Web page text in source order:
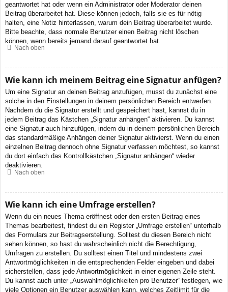
geantwortet hat oder wenn ein Administrator oder Moderator deinen
Beitrag überarbeitet hat. Diese können jedoch, falls sie es für nötig
halten, eine Notiz hinterlassen, warum dein Beitrag überarbeitet wurde.
Bitte beachte, dass normale Benutzer einen Beitrag nicht löschen
können, wenn bereits jemand darauf geantwortet hat.
Nach oben
Wie kann ich meinem Beitrag eine Signatur anfügen?
Um eine Signatur an deinen Beitrag anzufügen, musst du zunächst eine
solche in den Einstellungen in deinem persönlichen Bereich entwerfen.
Nachdem du die Signatur erstellt und gespeichert hast, kannst du in
jedem Beitrag das Kästchen „Signatur anhängen“ aktivieren. Du kannst
eine Signatur auch hinzufügen, indem du in deinem persönlichen Bereich
das standardmäßige Anhängen deiner Signatur aktivierst. Wenn du einen
einzelnen Beitrag dennoch ohne Signatur verfassen möchtest, so kannst
du dort einfach das Kontrollkästchen „Signatur anhängen“ wieder
deaktivieren.
Nach oben
Wie kann ich eine Umfrage erstellen?
Wenn du ein neues Thema eröffnest oder den ersten Beitrag eines
Themas bearbeitest, findest du ein Register „Umfrage erstellen“ unterhalb
des Formulars zur Beitragserstellung. Solltest du diesen Bereich nicht
sehen können, so hast du wahrscheinlich nicht die Berechtigung,
Umfragen zu erstellen. Du solltest einen Titel und mindestens zwei
Antwortmöglichkeiten in die entsprechenden Felder eingeben und dabei
sicherstellen, dass jede Antwortmöglichkeit in einer eigenen Zeile steht.
Du kannst auch unter „Auswahlmöglichkeiten pro Benutzer“ festlegen, wie
viele Optionen ein Benutzer auswählen kann, welches Zeitlimit für die